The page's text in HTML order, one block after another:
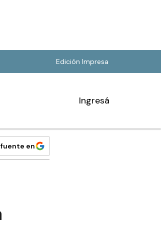
Edición Impresa
Ingresá
en